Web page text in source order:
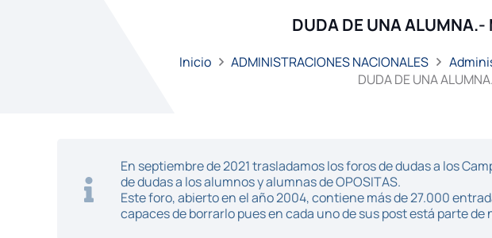
DUDA DE UNA
Inicio ADMINISTRACIONES NACIONALES
DUDA DE UNA
En septiembre de 2021 trasladamos los foros de dudas a los
de dudas a los alumnos y alumnas de OPOSITAS.
Este foro, abierto en el año 2004, contiene más de 27.000
capaces de borrarlo pues en cada uno de sus post está parte de